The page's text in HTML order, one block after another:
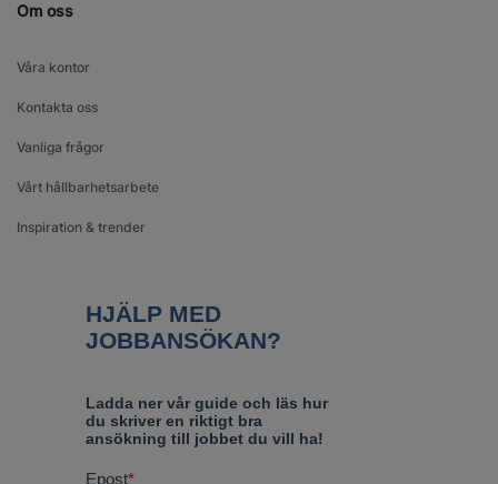
Om oss
Våra kontor
Kontakta oss
Vanliga frågor
Vårt hållbarhetsarbete
Inspiration & trender